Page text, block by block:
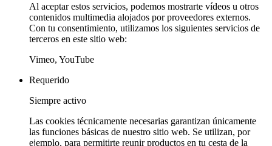
Al aceptar estos servicios, podemos mostrarte vídeos u otros
contenidos multimedia alojados por proveedores externos.
Con tu consentimiento, utilizamos los siguientes servicios de
terceros en este sitio web:
Vimeo, YouTube
Requerido
Siempre activo
Las cookies técnicamente necesarias garantizan únicamente
las funciones básicas de nuestro sitio web. Se utilizan, por
ejemplo, para permitirte reunir productos en tu cesta de la